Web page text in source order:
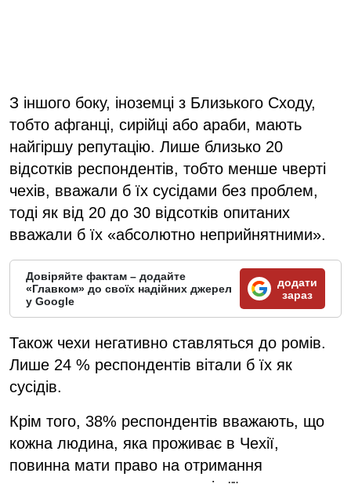
З іншого боку, іноземці з Близького Сходу,
тобто афганці, сирійці або араби, мають
найгіршу репутацію. Лише близько 20
відсотків респондентів, тобто менше чверті
чехів, вважали б їх сусідами без проблем,
тоді як від 20 до 30 відсотків опитаних
вважали б їх «абсолютно неприйнятними».
Довіряйте фактам – додайте
«Главком» до своїх надійних джерел
у Google
додати
зараз
Також чехи негативно ставляться до ромів.
Лише 24 % респондентів вітали б їх як
сусідів.
Крім того, 38% респондентів вважають, що
кожна людина, яка проживає в Чехії,
повинна мати право на отримання